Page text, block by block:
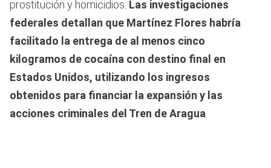
prostitución y homicidios. Las investigaciones
federales detallan que Martínez Flores habría
facilitado la entrega de al menos cinco
kilogramos de cocaína con destino final en
Estados Unidos, utilizando los ingresos
obtenidos para financiar la expansión y las
acciones criminales del Tren de Aragua